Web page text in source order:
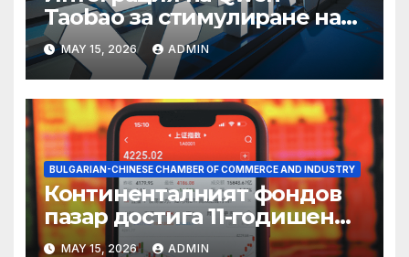
Taobao за стимулиране на
пазаруването 618
MAY 15, 2026 ADMIN
BULGARIAN-CHINESE CHAMBER OF COMMERCE AND INDUSTRY
Континенталният фондов
пазар достига 11-годишен
връх
MAY 15, 2026 ADMIN